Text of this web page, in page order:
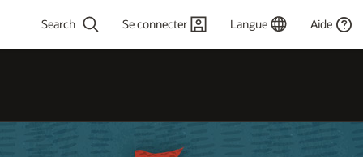
more
Se connecter Langue Aide